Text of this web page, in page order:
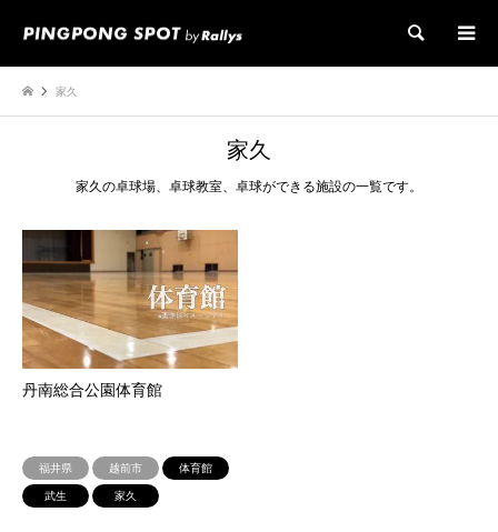
検索
家久
家久
家久の卓球場、卓球教室、卓球ができる施設の一覧です。
丹南総合公園体育館
福井県 越前市
体育館
武生
家久